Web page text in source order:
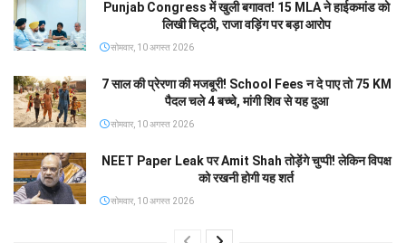
Punjab Congress में खुली बगावत! 15 MLA ने हाईकमांड को
लिखी चिट्ठी, राजा वड़िंग पर बड़ा आरोप
सोमवार, 10 अगस्त 2026
7 साल की प्रेरणा की मजबूरी! School Fees न दे पाए तो 75 KM
पैदल चले 4 बच्चे, मांगी शिव से यह दुआ
सोमवार, 10 अगस्त 2026
NEET Paper Leak पर Amit Shah तोड़ेंगे चुप्पी! लेकिन विपक्ष
को रखनी होगी यह शर्त
सोमवार, 10 अगस्त 2026